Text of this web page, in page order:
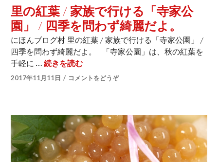
里の紅葉 / 家族で行ける「寺家公
園」 / 四季を問わず綺麗だよ。
にほんブログ村 里の紅葉 / 家族で行ける「寺家公園」 /
四季を問わず綺麗だよ。 「寺家公園」は、秋の紅葉を
手軽に …続きを読む
2017年11月11日 コメントをどうぞ